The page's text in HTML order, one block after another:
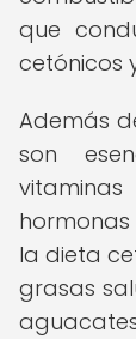
que
cetónicos
Además
son
la dieta
grasas